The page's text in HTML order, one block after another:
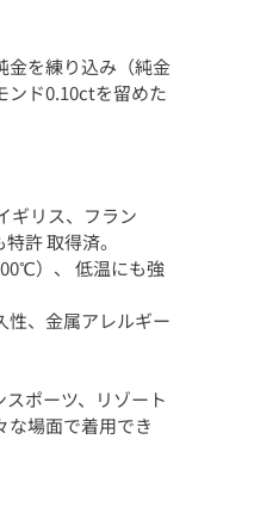
金を練り込み（純金
ンド0.10ctを留めた
ギリス、フラン
許 取得済。
）、 低温にも強
性、金属アレルギー
ポーツ、リゾート
な場面で着用でき